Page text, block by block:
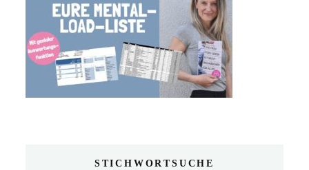
STICHWORTSUCHE